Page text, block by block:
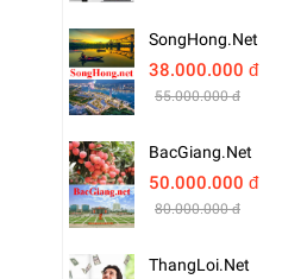
SongHong.net
38.000.000 đ
55.000.000 đ
BacGiang.net
50.000.000 đ
80.000.000 đ
ThangLoi.net